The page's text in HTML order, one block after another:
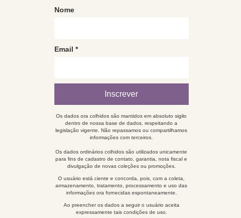
Nome
Email *
Os dados ora colhidos são mantidos em absoluto sigilo
dentro de nossa base de dados, respeitando a
legislação vigente. Não repassamos ou compartilhamos
informações com terceiros.
Os dados ordinários colhidos são utilizados unicamente
para fins de cadastro de contato, garantia, nota fiscal e
divulgação de novas coleções ou promoções.
O usuário está ciente e concorda, pois, com a coleta,
armazenamento, tratamento, processamento e uso das
informações ora fornecidas espontaneamente.
Ao preencher os dados a seguir o usuário aceita
expressamente tais condições de uso.